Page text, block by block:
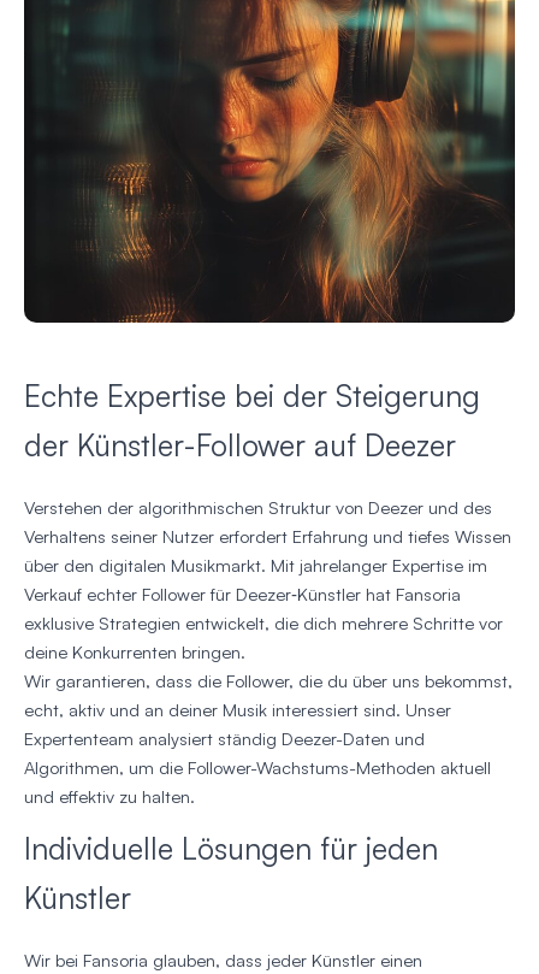
Echte Expertise bei der Steigerung
der Künstler-Follower auf Deezer
Verstehen der algorithmischen Struktur von Deezer und des
Verhaltens seiner Nutzer erfordert Erfahrung und tiefes Wissen
über den digitalen Musikmarkt. Mit jahrelanger Expertise im
Verkauf echter Follower für Deezer‑Künstler hat Fansoria
exklusive Strategien entwickelt, die dich mehrere Schritte vor
deine Konkurrenten bringen.
Wir garantieren, dass die Follower, die du über uns bekommst,
echt, aktiv und an deiner Musik interessiert sind. Unser
Expertenteam analysiert ständig Deezer-Daten und
Algorithmen, um die Follower-Wachstums-Methoden aktuell
und effektiv zu halten.
Individuelle Lösungen für jeden
Künstler
Wir bei Fansoria glauben, dass jeder Künstler einen